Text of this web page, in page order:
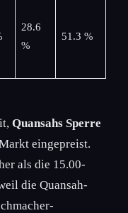
28.6
%
51.3 %
Quansahs Sperre
eingepreist.
als die 15.00-
die Quansah-